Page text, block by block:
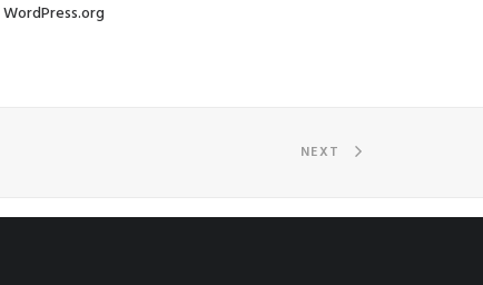
WordPress.org
NEXT